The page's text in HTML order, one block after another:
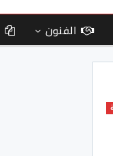
الفنون